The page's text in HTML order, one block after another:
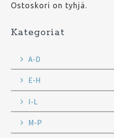
Ostoskori on tyhjä.
Kategoriat
A-D
E-H
I-L
M-P